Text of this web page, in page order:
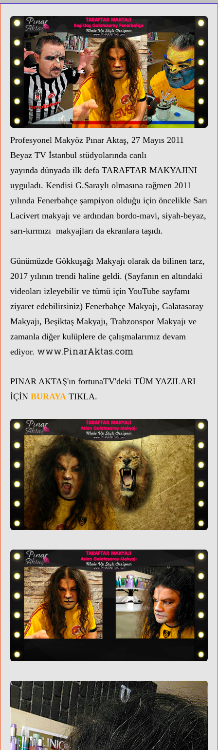
NOW TV YENİ YAYIN
TELEVİZYON
Profesyonel Makyöz Pınar Aktaş, 27 Mayıs 2011
Beyaz TV İstanbul stüdyolarında canlı
yayında dünyada ilk defa TARAFTAR MAKYAJINI
uyguladı. Kendisi G.Saraylı olmasına rağmen 2011
yılında Fenerbahçe şampiyon olduğu için öncelikle Sarı
Lacivert makyajı ve ardından bordo-mavi, siyah-beyaz,
sarı-kırmızı makyajları da ekranlara taşıdı.
Günümüzde Gökkuşağı Makyajı olarak da bilinen tarz,
2017 yılının trendi haline geldi. (Sayfanın en altındaki
videoları izleyebilir ve tümü için YouTube sayfamı
ziyaret edebilirsiniz) Fenerbahçe Makyajı, Galatasaray
Makyajı, Beşiktaş Makyajı, Trabzonspor Makyajı ve
zamanla diğer kulüplere de çalışmalarımız devam
ediyor. www.PinarAktas.com
PINAR AKTAŞ'ın fortunaTV'deki TÜM YAZILARI
İÇİN BURAYA TIKLA.